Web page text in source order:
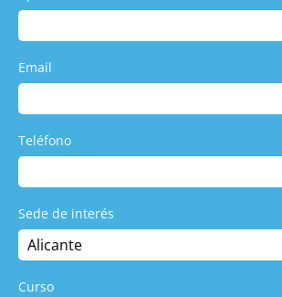
Email
Teléfono
Sede de interés
Curso